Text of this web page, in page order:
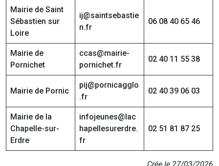
Mairie de Saint
Sébastien sur
Loire
ij@saintsebastie
n.fr
06 08 40 65 46
Mairie de
Pornichet
ccas@mairie-
pornichet.fr
02 40 11 55 38
Mairie de Pornic
pij@pornicagglo
.fr
02 40 39 06 03
Mairie de la
Chapelle-sur-
Erdre
infojeunes@lac
hapellesurerdre.
fr
02 51 81 87 25